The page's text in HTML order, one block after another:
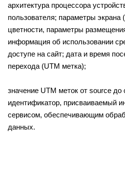
архитектура процессора
пользователя; параметры экрана
цветности, параметры
информация об использовании
доступе на сайт; дата и время
перехода (UTM метка);
значение UTM меток от source
идентификатор, присваиваемый
сервисом, обеспечивающим
данных.